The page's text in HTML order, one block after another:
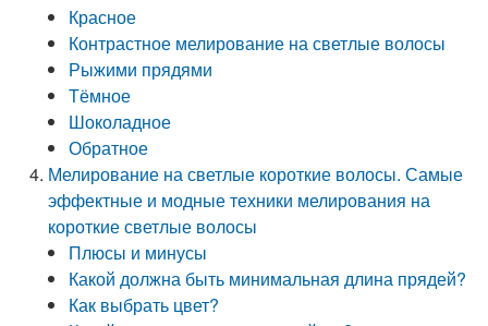
Красное
Контрастное мелирование на светлые волосы
Рыжими прядями
Тёмное
Шоколадное
Обратное
Мелирование на светлые короткие волосы. Самые
эффектные и модные техники мелирования на
короткие светлые волосы
Плюсы и минусы
Какой должна быть минимальная длина прядей?
Как выбрать цвет?